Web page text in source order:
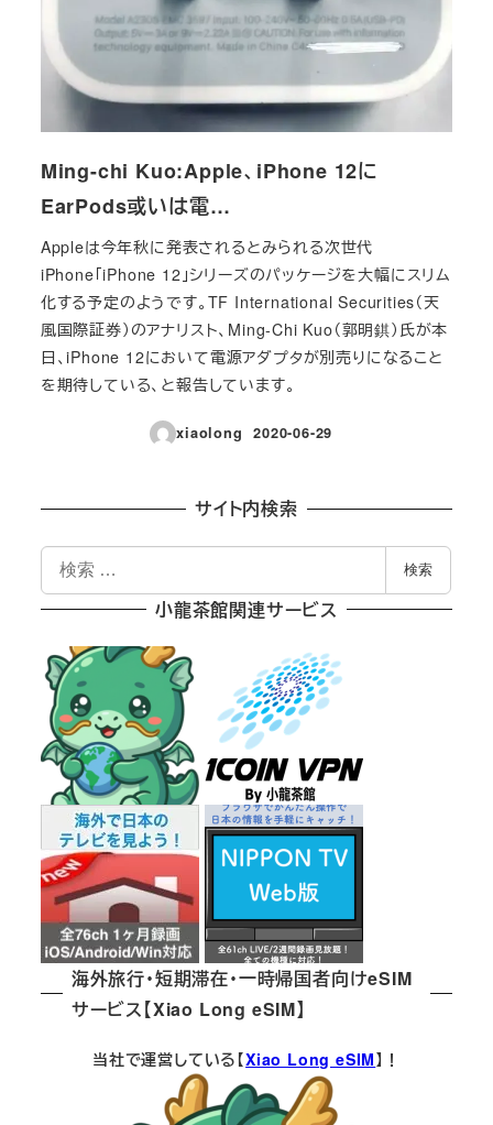
Ming-chi Kuo:Apple、iPhone 12に
EarPods或いは電…
Appleは今年秋に発表されるとみられる次世代
iPhone「iPhone 12」シリーズのパッケージを大幅にスリム
化する予定のようです。TF International Securities（天
風国際証券）のアナリスト、Ming-Chi Kuo（郭明錤）氏が本
日、iPhone 12において電源アダプタが別売りになること
を期待している、と報告しています。
xiaolong
投稿日
2020-06-29
サイト内検索
検
索
検索
小龍茶館関連サービス
海外旅行・短期滞在・一時帰国者向けeSIM
サービス【Xiao Long eSIM】
当社で運営している【Xiao Long eSIM】！